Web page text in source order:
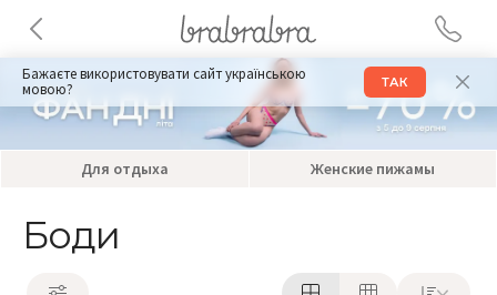
Бажаєте використовувати сайт українською
мовою?
ТАК
Для отдыха Женские пижамы
Боди